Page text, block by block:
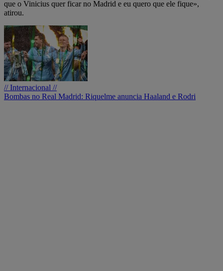
que o Vinicius quer ficar no Madrid e eu quero que ele fique»,
atirou.
// Internacional //
Bombas no Real Madrid: Riquelme anuncia Haaland e Rodri